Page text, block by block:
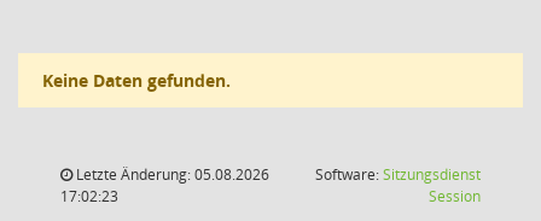
Keine Daten gefunden.
Letzte Änderung: 05.08.2026
17:02:23
Software:Sitzungsdienst
Session(Wird in